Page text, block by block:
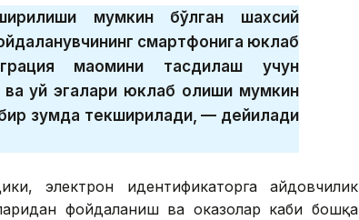
мумкин бўлган шахсий
смартфонига юклаб
мақомини тасдиқлаш учун
уй эгалари юклаб олиши мумкин
зумда текширилади, — дейилади
электрон идентификаторга ҳайдовчилик
фойдаланиш ва ҳоказолар каби бошқа